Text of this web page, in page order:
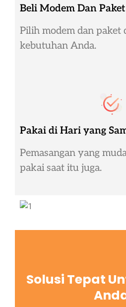
Beli Modem Dan
Pilih modem dan paket
kebutuhan Anda.
Pakai di Hari yang
Pemasangan yang
pakai saat itu juga.
Solusi Tepat